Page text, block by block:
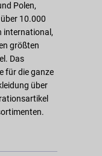
Polen,
10.000
international,
größten
Das
für die ganze
über